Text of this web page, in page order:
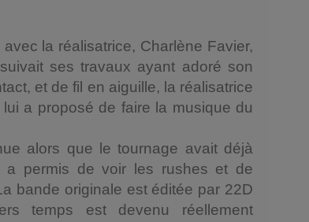
la réalisatrice, Charlène Favier,
ses travaux ayant adoré son
et de fil en aiguille, la réalisatrice
a proposé de faire la musique du
alors que le tournage avait déjà
a permis de voir les rushes et de
bande originale est éditée par 22D
temps est devenu réellement